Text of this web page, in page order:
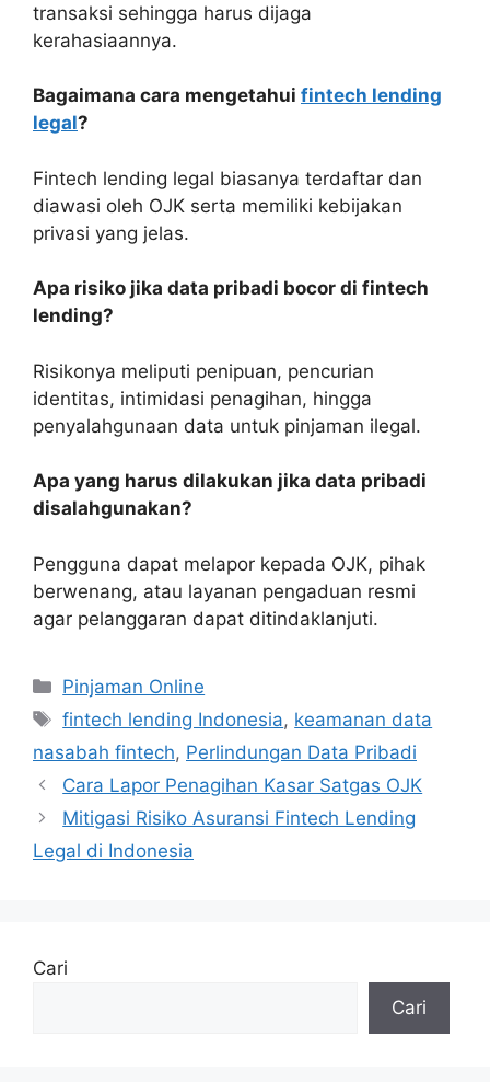
transaksi sehingga harus dijaga
kerahasiaannya.
Bagaimana cara mengetahui fintech lending
legal?
Fintech lending legal biasanya terdaftar dan
diawasi oleh OJK serta memiliki kebijakan
privasi yang jelas.
Apa risiko jika data pribadi bocor di fintech
lending?
Risikonya meliputi penipuan, pencurian
identitas, intimidasi penagihan, hingga
penyalahgunaan data untuk pinjaman ilegal.
Apa yang harus dilakukan jika data pribadi
disalahgunakan?
Pengguna dapat melapor kepada OJK, pihak
berwenang, atau layanan pengaduan resmi
agar pelanggaran dapat ditindaklanjuti.
Kategori
Pinjaman Online
Tag
fintech lending Indonesia, keamanan data
nasabah fintech, Perlindungan Data Pribadi
Cara Lapor Penagihan Kasar Satgas OJK
Mitigasi Risiko Asuransi Fintech Lending
Legal di Indonesia
Cari
Cari